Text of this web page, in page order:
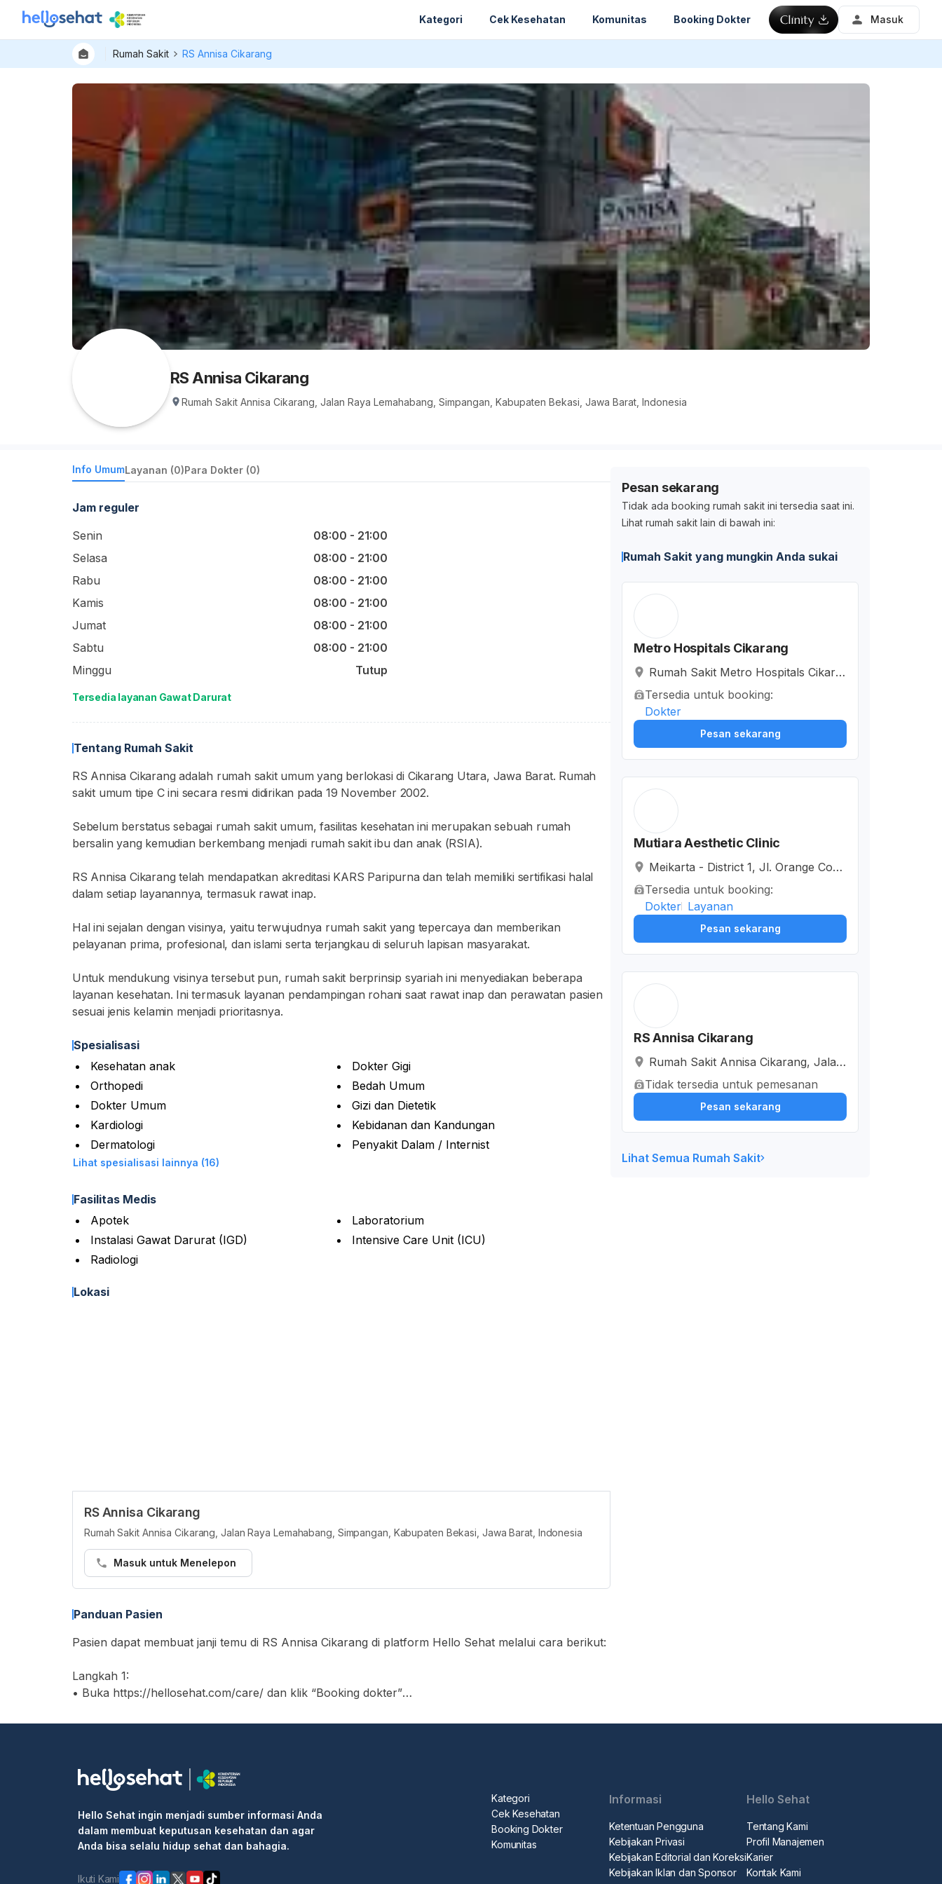
Kategori Cek Kesehatan Komunitas Booking Dokter Masuk
Rumah Sakit RS Annisa Cikarang
RS Annisa Cikarang
Rumah Sakit Annisa Cikarang, Jalan Raya Lemahabang, Simpangan, Kabupaten Bekasi, Jawa Barat, Indonesia
Info UmumLayanan (0)Para Dokter (0)
Jam reguler
Senin
08:00 - 21:00
Selasa
08:00 - 21:00
Rabu
08:00 - 21:00
Kamis
08:00 - 21:00
Jumat
08:00 - 21:00
Sabtu
08:00 - 21:00
Minggu
Tutup
Tersedia layanan Gawat Darurat
Tentang Rumah Sakit
RS Annisa Cikarang adalah rumah sakit umum yang berlokasi di Cikarang Utara, Jawa Barat. Rumah
sakit umum tipe C ini secara resmi didirikan pada 19 November 2002.
Sebelum berstatus sebagai rumah sakit umum, fasilitas kesehatan ini merupakan sebuah rumah
bersalin yang kemudian berkembang menjadi rumah sakit ibu dan anak (RSIA).
RS Annisa Cikarang telah mendapatkan akreditasi KARS Paripurna dan telah memiliki sertifikasi halal
dalam setiap layanannya, termasuk rawat inap.
Hal ini sejalan dengan visinya, yaitu terwujudnya rumah sakit yang tepercaya dan memberikan
pelayanan prima, profesional, dan islami serta terjangkau di seluruh lapisan masyarakat.
Untuk mendukung visinya tersebut pun, rumah sakit berprinsip syariah ini menyediakan beberapa
layanan kesehatan. Ini termasuk layanan pendampingan rohani saat rawat inap dan perawatan pasien
sesuai jenis kelamin menjadi prioritasnya.
Spesialisasi
Kesehatan anak
Dokter Gigi
Orthopedi
Bedah Umum
Dokter Umum
Gizi dan Dietetik
Kardiologi
Kebidanan dan Kandungan
Dermatologi
Penyakit Dalam / Internist
Lihat spesialisasi lainnya (16)
Fasilitas Medis
Apotek
Laboratorium
Instalasi Gawat Darurat (IGD)
Intensive Care Unit (ICU)
Radiologi
Lokasi
RS Annisa Cikarang
Rumah Sakit Annisa Cikarang, Jalan Raya Lemahabang, Simpangan, Kabupaten Bekasi, Jawa Barat, Indonesia
Masuk untuk Menelepon
Panduan Pasien
Pasien dapat membuat janji temu di RS Annisa Cikarang di platform Hello Sehat melalui cara berikut:
Langkah 1:
• Buka https://hellosehat.com/care/ dan klik “Booking dokter”
• Cari layanan yang Anda butuhkan atau dokter yang ingin Anda temui
Langkah 2: Pergi ke rumah sakit atau klinik terjadwal, pergi ke konter penerimaan medis, tunjukkan
informasi pemesanan kepada resepsionis/perawat
Langkah 3: Masuk ke klinik untuk pemeriksaan.
Pesan sekarang
Tidak ada booking rumah sakit ini tersedia saat ini.
Lihat rumah sakit lain di bawah ini:
Rumah Sakit yang mungkin Anda sukai
Metro Hospitals Cikarang
Rumah Sakit Metro Hospitals Cikara
ng, Jalan Anggrek I, Mekarmukti Cik
arang Baru, Kabupaten Bekasi, Jaw
a Barat, Indonesia
Tersedia untuk booking:
Dokter
Pesan sekarang
Mutiara Aesthetic Clinic
Meikarta - District 1, Jl. Orange Coun
ty Boulevard, Cibatu, Kabupaten Bek
asi, Jawa Barat, Indonesia
Tersedia untuk booking:
Dokter Layanan
Pesan sekarang
RS Annisa Cikarang
Rumah Sakit Annisa Cikarang, Jalan
Raya Lemahabang, Simpangan, Kab
upaten Bekasi, Jawa Barat, Indonesi
Tidak tersedia untuk pemesanan
Pesan sekarang
Lihat Semua Rumah Sakit
Hello Sehat ingin menjadi sumber informasi Anda
dalam membuat keputusan kesehatan dan agar
Anda bisa selalu hidup sehat dan bahagia.
Ikuti Kami
Kategori
Cek Kesehatan
Booking Dokter
Komunitas
Informasi
Ketentuan Pengguna
Kebijakan Privasi
Kebijakan Editorial dan Koreksi
Kebijakan Iklan dan Sponsor
Hello Sehat
Tentang Kami
Profil Manajemen
Karier
Kontak Kami